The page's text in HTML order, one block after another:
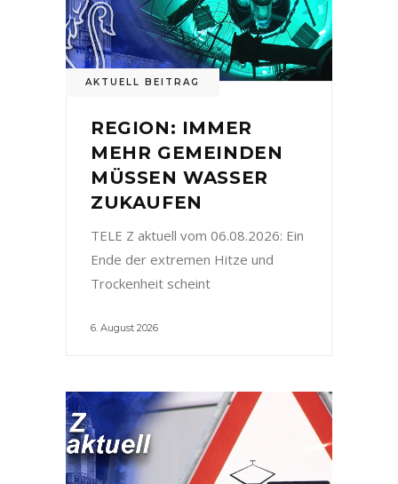
AKTUELL BEITRAG
REGION: IMMER
MEHR GEMEINDEN
MÜSSEN WASSER
ZUKAUFEN
TELE Z aktuell vom 06.08.2026: Ein
Ende der extremen Hitze und
Trockenheit scheint
6. August 2026